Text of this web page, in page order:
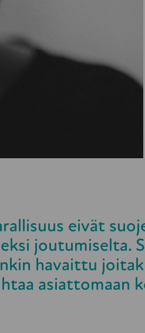
eivät
joutumiselta.
havaittu
asiattomaan